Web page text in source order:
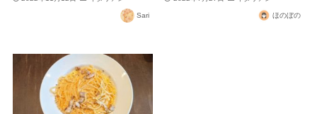
Sari ほのぼの